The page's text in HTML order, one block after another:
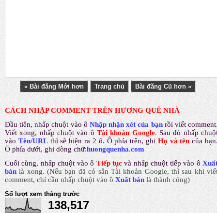
« Bài đăng Mới hơn Trang chủ Bài đăng Cũ hơn »
CÁCH NHẬP COMMENT TRÊN HƯƠNG QUÊ NHÀ
Đầu tiên, nhấp chuột vào ô Nhập nhận xét của bạn rồi viết comment
Viết xong, nhấp chuột vào ô Tài khoản Google. Sau đó nhấp
vào Tên/URL thì sẽ hiện ra 2 ô. Ô phía trên, ghi Họ và tên của
Ô phía dưới, ghi dòng chữ:huongquenha.com
Cuối cùng, nhấp chuột vào ô Tiếp tục và nhấp chuột tiếp vào ô
bản là xong.(Nếu bạn đã có sẵn Tài khoản Google, thì sau khi
comment, chỉ cần nhấp chuột vào ôXuất bảnlà thành công)
Số lượt xem tháng trước
138,517